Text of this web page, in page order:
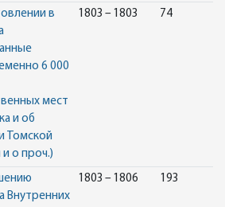
в
6 000
мест
и об
Томской
и о проч.)
1803 – 1803 74
Внутренних
1803 – 1806 193